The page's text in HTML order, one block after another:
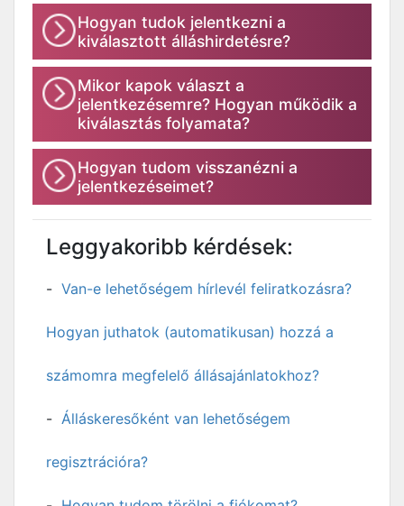
Hogyan tudok jelentkezni a
kiválasztott álláshirdetésre?
Mikor kapok választ a
jelentkezésemre? Hogyan működik a
kiválasztás folyamata?
Hogyan tudom visszanézni a
jelentkezéseimet?
Leggyakoribb kérdések:
Van-e lehetőségem hírlevél feliratkozásra?
Hogyan juthatok (automatikusan) hozzá a
számomra megfelelő állásajánlatokhoz?
Álláskeresőként van lehetőségem
regisztrációra?